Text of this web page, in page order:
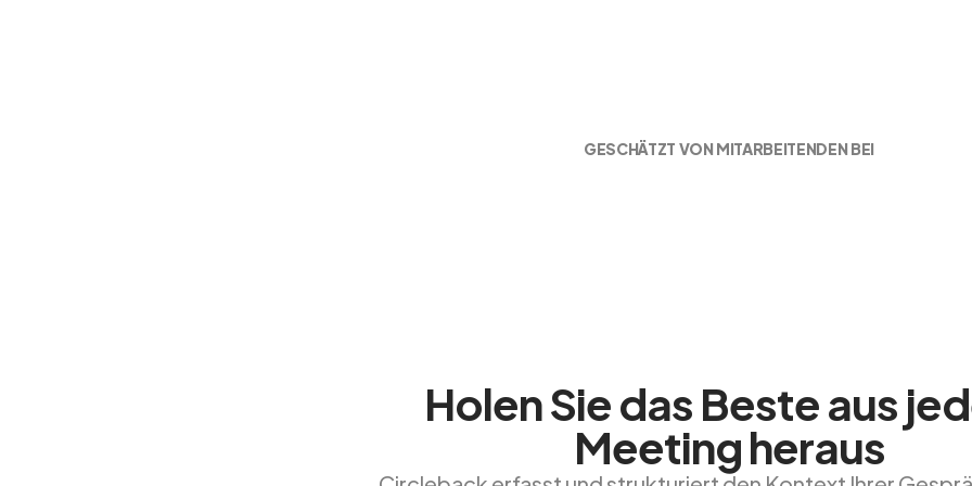
GESCHÄTZT VON MITARBEITENDEN BEI
Holen Sie das Beste aus
Meeting heraus